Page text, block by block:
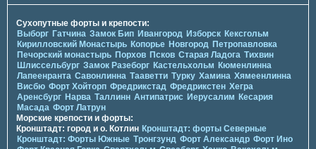
Сухопутные форты и крепости:
Выборг Гатчина Замок Бип Ивангород Изборск Кексгольм
Кирилловский Монастырь Копорье Новгород Петропавловка
Печорcкий монастырь Порхов Псков Старая Ладога Тихвин
Шлиссельбург Замок Разеборг Кастельхольм Кюменлинна
Лапеенранта Савонлинна Тааветти Турку Хамина Хямеенлинна
Висбю Форт Хойторп Фредрикстад Фредрикстен Хегра
Аренсбург Нарва Таллинн Антипатрис Иерусалим Кесария
Масада Форт Латрун
Морские крепости и форты:
Кронштадт: город и о. Котлин Кронштадт: форты Северные
Кронштадт: Форты Южные Тронгзунд Форт Александр Форт Ино